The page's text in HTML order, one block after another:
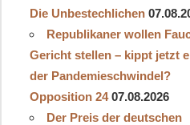
Die Unbestechlichen
Republikaner wollen
Gericht stellen – kippt jetzt
der Pandemieschwindel?
Opposition 24 07.08.2026
Der Preis der deutschen